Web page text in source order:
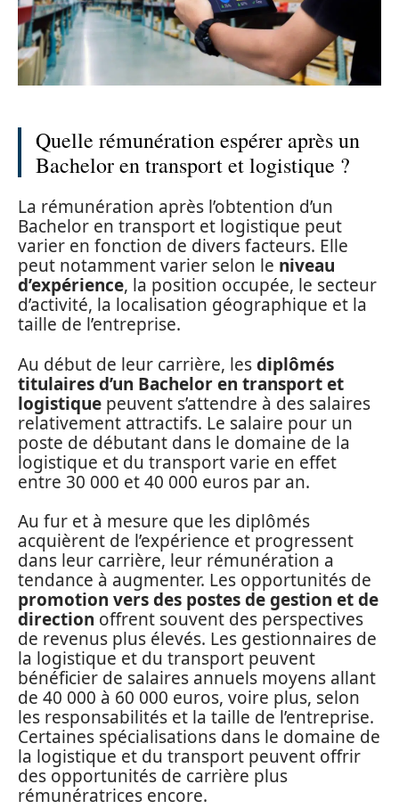
Quelle rémunération espérer après un
Bachelor en transport et logistique ?
La rémunération après l’obtention d’un
Bachelor en transport et logistique peut
varier en fonction de divers facteurs. Elle
peut notamment varier selon le niveau
d’expérience, la position occupée, le secteur
d’activité, la localisation géographique et la
taille de l’entreprise.
Au début de leur carrière, lesdiplômés
titulaires d’un Bachelor en transport et
logistique peuvent s’attendre à des salaires
relativement attractifs. Le salaire pour un
poste de débutant dans le domaine de la
logistique et du transport varie en effet
entre 30 000 et 40 000 euros par an.
Au fur et à mesure que les diplômés
acquièrent de l’expérience et progressent
dans leur carrière, leur rémunération a
tendance à augmenter. Les opportunités de
promotion vers des postes de gestion et de
direction offrent souvent des perspectives
de revenus plus élevés. Les gestionnaires de
la logistique et du transport peuvent
bénéficier de salaires annuels moyens allant
de 40 000 à 60 000 euros, voire plus, selon
les responsabilités et la taille de l’entreprise.
Certaines spécialisations dans le domaine de
la logistique et du transport peuvent offrir
des opportunités de carrière plus
rémunératrices encore.